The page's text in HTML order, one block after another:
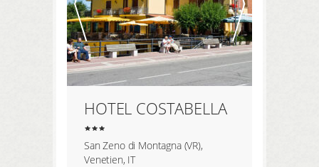
HOTEL COSTABELLA
San Zeno di Montagna (VR),
Venetien, IT